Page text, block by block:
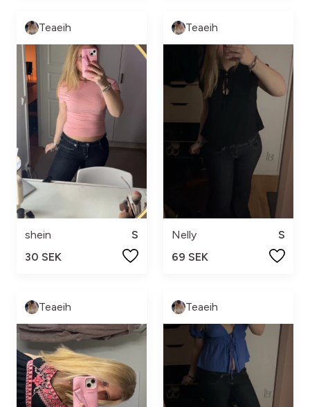
Teaeih
shein
S
30 SEK
Teaeih
Nelly
S
69 SEK
Teaeih Teaeih